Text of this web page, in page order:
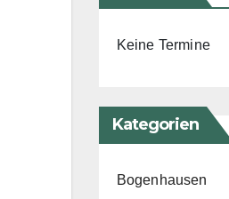
Keine Termine
Kategorien
Bogenhausen